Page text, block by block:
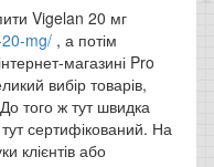
Vigelan 20 мг
mg/ , а потім
магазині Pro
вибір товарів,
того ж тут швидка
сертифікований. На
клієнтів або